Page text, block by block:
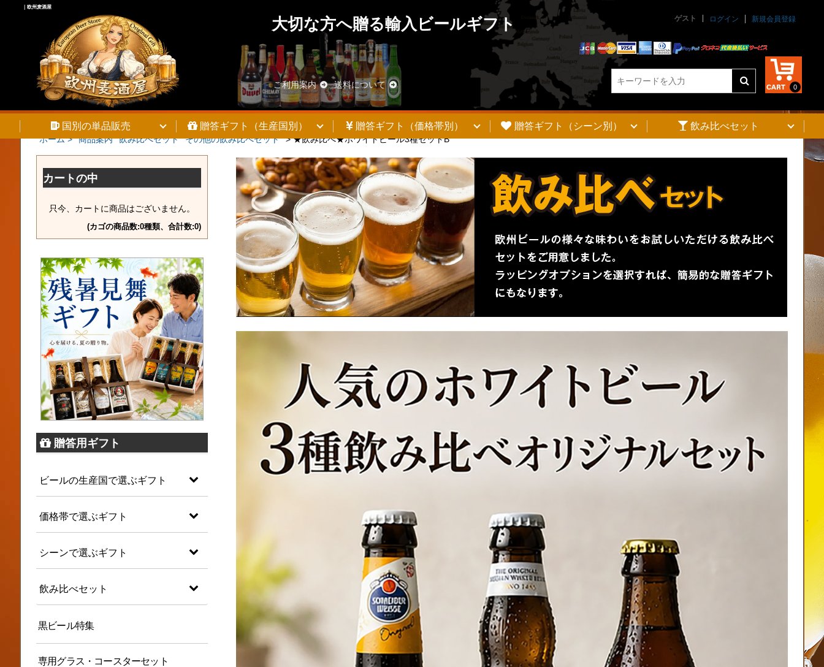
｜欧州麦酒屋
大切な方へ贈る輸入ビールギフト ゲスト ログイン 新規会員登録
0
ご利用案内 送料について
国別の単品販売 贈答ギフト（生産国別） 贈答ギフト（価格帯別） 贈答ギフト（シーン別） 飲み比べセット
ホーム > 商品案内 飲み比べセット その他の飲み比べセット >★飲み比べ★ホワイトビール3種セットB
カートの中
只今、カートに商品はございません。
(カゴの商品数:0種類、合計数:0)
贈答用ギフト
ビールの生産国で選ぶギフト
価格帯で選ぶギフト
シーンで選ぶギフト
飲み比べセット
黒ビール特集
専用グラス・コースターセット